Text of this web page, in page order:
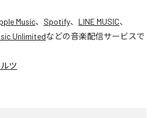
Music、 Spotify、 LINE MUSIC、
Unlimitedなどの音楽配信サービスで
ツ